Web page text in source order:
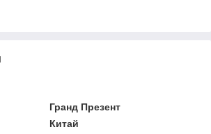
Гранд Презент
Китай